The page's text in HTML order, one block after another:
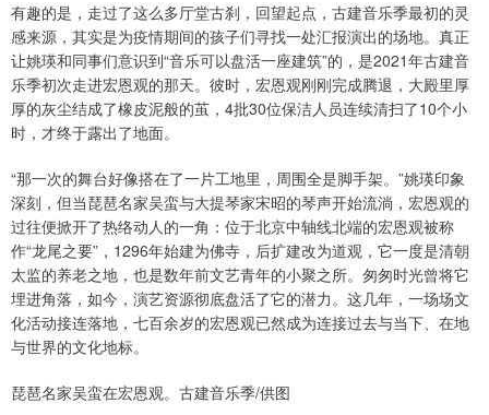
有趣的是，走过了这么多厅堂古刹，回望起点，古建音乐季最初的灵
感来源，其实是为疫情期间的孩子们寻找一处汇报演出的场地。真正
让姚瑛和同事们意识到“音乐可以盘活一座建筑”的，是2021年古建音
乐季初次走进宏恩观的那天。彼时，宏恩观刚刚完成腾退，大殿里厚
厚的灰尘结成了橡皮泥般的茧，4批30位保洁人员连续清扫了10个小
时，才终于露出了地面。
“那一次的舞台好像搭在了一片工地里，周围全是脚手架。”姚瑛印象
深刻，但当琵琶名家吴蛮与大提琴家宋昭的琴声开始流淌，宏恩观的
过往便掀开了热络动人的一角：位于北京中轴线北端的宏恩观被称
作“龙尾之要”，1296年始建为佛寺，后扩建改为道观，它一度是清朝
太监的养老之地，也是数年前文艺青年的小聚之所。匆匆时光曾将它
埋进角落，如今，演艺资源彻底盘活了它的潜力。这几年，一场场文
化活动接连落地，七百余岁的宏恩观已然成为连接过去与当下、在地
与世界的文化地标。
琵琶名家吴蛮在宏恩观。古建音乐季/供图